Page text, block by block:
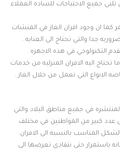
تلبي جميع الاحتياجات للساده العملاء
ان وجود افران الغاز في المنشات
جدا والتي تحتاج الى العنايه .
التكنولوجي في هذه الاجهزه .
تحتاج اليه الافران المنزليه من خدمات
الانواع التي تعمل من خلال الغاز .
المنتشره في جميع مناطق البلاد والتي
كبير من المواطنين في مختلف
المناسب بالنسبه الى الافران
باستمرار حتى نتفادى تعرضها الى